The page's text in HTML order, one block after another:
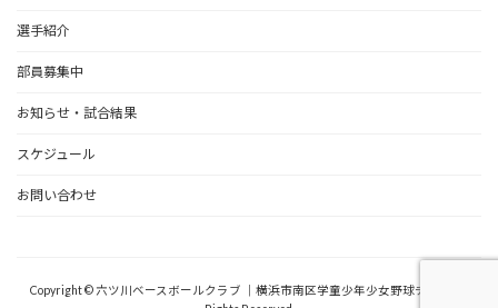
選手紹介
部員募集中
お知らせ・試合結果
スケジュール
お問い合わせ
Copyright © 六ツ川ベースボールクラブ ｜横浜市南区学童少年少女野球チーム All